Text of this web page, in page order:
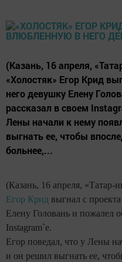
(Казань, 16 апреля,
«Холостяк» Егор Крид
него девушку Елену
рассказал в своем
Лены начали к нему
выгнать ее, чтобы
больнее,...
(Казань, 16 апреля, «Татар-
Егор Крид выгнал с
Елену Головань и пожалел
Instagram`e.
Егор поведал, что у Лены
и он решил выгнать ее,